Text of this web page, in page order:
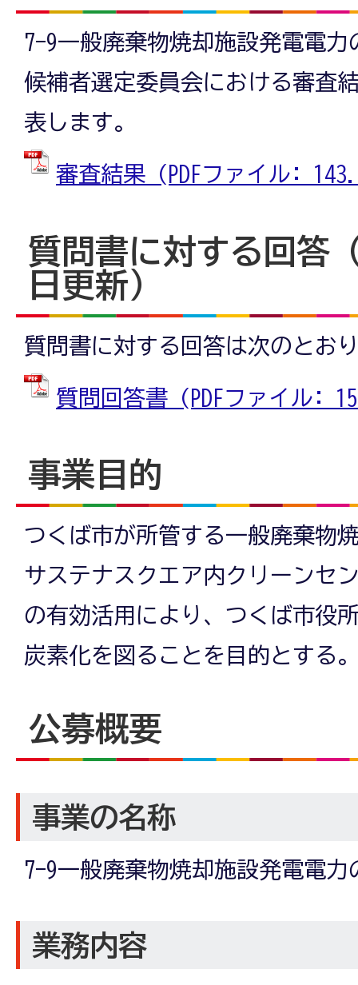
7-9一般廃棄物焼却施設発電電力
候補者選定委員会における審査
表します。
審査結果 (PDFファイル:
質問書に対する回答
日更新）
質問書に対する回答は次のとお
質問回答書 (PDFファイル:
事業目的
つくば市が所管する一般廃棄物
サステナスクエア内クリーンセ
の有効活用により、つくば市役
炭素化を図ることを目的とする
公募概要
事業の名称
7-9一般廃棄物焼却施設発電電力
業務内容